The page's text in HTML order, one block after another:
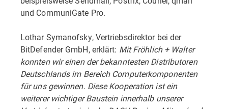
und CommuniGate Pro.
Lothar Symanofsky, Vertriebsdirektor bei der
BitDefender GmbH, erklärt: Mit Fröhlich + Walter
konnten wir einen der bekanntesten Distributoren
Deutschlands im Bereich Computerkomponenten
für uns gewinnen. Diese Kooperation ist ein
weiterer wichtiger Baustein innerhalb unserer